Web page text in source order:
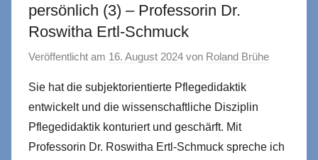
persönlich (3) – Professorin Dr.
Roswitha Ertl-Schmuck
Veröffentlicht am 16. August 2024 von Roland Brühe
Sie hat die subjektorientierte Pflegedidaktik
entwickelt und die wissenschaftliche Disziplin
Pflegedidaktik konturiert und geschärft. Mit
Professorin Dr. Roswitha Ertl-Schmuck spreche ich